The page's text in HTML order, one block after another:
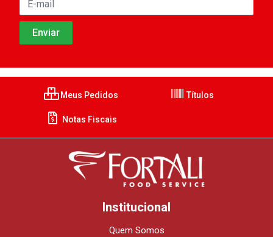
Meus Pedidos Títulos
Notas Fiscais
Institucional
Quem Somos